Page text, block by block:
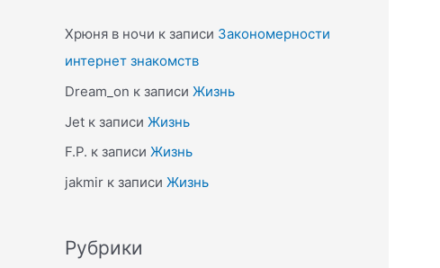
Хрюня в ночи к записи Закономерности
интернет знакомств
Dream_on к записи Жизнь
Jet к записи Жизнь
F.P. к записи Жизнь
jakmir к записи Жизнь
Рубрики